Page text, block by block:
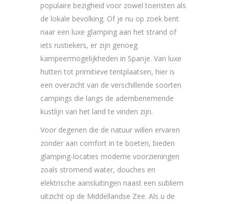
populaire bezigheid voor zowel toeristen als
de lokale bevolking. Of je nu op zoek bent
naar een luxe glamping aan het strand of
iets rustiekers, er zijn genoeg
kampeermogelijkheden in Spanje. Van luxe
hutten tot primitieve tentplaatsen, hier is
een overzicht van de verschillende soorten
campings die langs de adembenemende
kustlijn van het land te vinden zijn.
Voor degenen die de natuur willen ervaren
zonder aan comfort in te boeten, bieden
glamping-locaties moderne voorzieningen
zoals stromend water, douches en
elektrische aansluitingen naast een subliem
uitzicht op de Middellandse Zee. Als u de